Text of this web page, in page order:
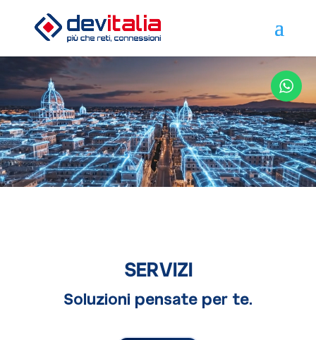
SERVIZI
Soluzioni pensate per te.